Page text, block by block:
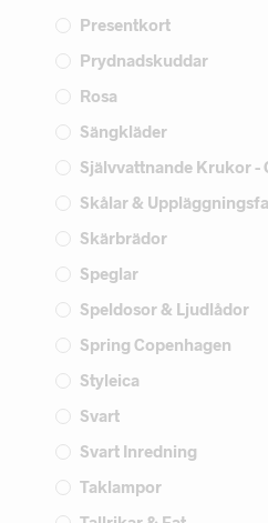
Presentkort
Prydnadskuddar
Rosa
Sängkläder
Självvattnande Krukor
Skålar &
Skärbrädor
Speglar
Speldosor & Ljudlådor
Spring Copenhagen
Styleica
Svart
Svart Inredning
Taklampor